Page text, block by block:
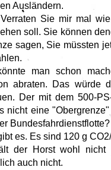
Ausländern.
Sie mir mal
soll. Sie können
sagen, Sie müssten
man schon
abraten. Das würde
Der mit dem 500-
nicht eine
Bundesfahrdienstflotte?
es. Es sind 120 g
der Horst wohl nicht
auch nicht.